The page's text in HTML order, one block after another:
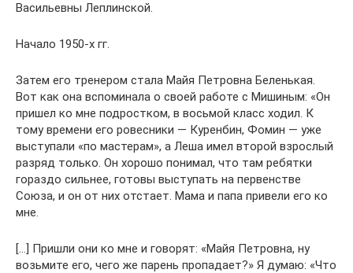
Васильевны Леплинской.
Начало 1950-х гг.
Затем его тренером стала Майя Петровна Беленькая.
Вот как она вспоминала о своей работе с Мишиным: «Он
пришел ко мне подростком, в восьмой класс ходил. К
тому времени его ровесники — Куренбин, Фомин — уже
выступали «по мастерам», а Леша имел второй взрослый
разряд только. Он хорошо понимал, что там ребятки
гораздо сильнее, готовы выступать на первенстве
Союза, и он от них отстает. Мама и папа привели его ко
мне.
[…] Пришли они ко мне и говорят: «Майя Петровна, ну
возьмите его, чего же парень пропадает?» Я думаю: «Что